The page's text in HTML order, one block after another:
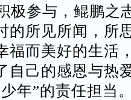
参与，鲲鹏之
的所见所闻，所
福而美好的生活
自己的感恩与热
年”的责任担当